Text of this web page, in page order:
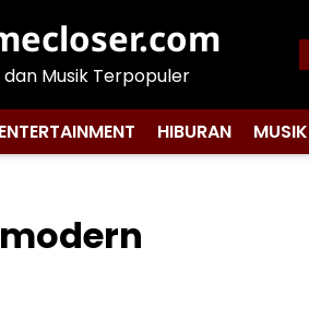
Musik Terpopuler
HIBURAN MUSIK